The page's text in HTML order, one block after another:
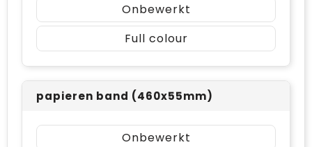
Onbewerkt
Full colour
papieren band (460x55mm)
Onbewerkt